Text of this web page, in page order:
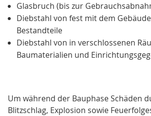
Glasbruch (bis zur
Diebstahl von fest mit dem
Bestandteile
Diebstahl von in verschlossenen
Baumaterialien und
Um während der Bauphase Schäden
Blitzschlag, Explosion sowie